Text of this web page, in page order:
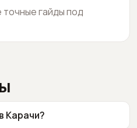
гайды под
Карачи?